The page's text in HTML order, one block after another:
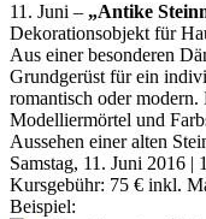
11. Juni – „Antike
Dekorationsobjekt für
Aus einer besonderen
Grundgerüst für ein
romantisch oder
Modelliermörtel und
Aussehen einer alten
Samstag, 11. Juni 2016 |
Kursgebühr: 75 € inkl.
Beispiel: